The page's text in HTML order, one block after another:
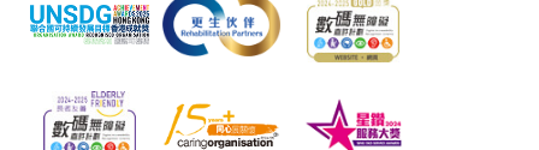
VISA 或 Mastercard、「微信支付」(Online WeChat
Pay) 、「支付寶」(Online Alipay) 或 「轉數快」(FPS)